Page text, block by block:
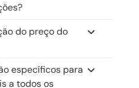
do preço do
específicos para
a todos os